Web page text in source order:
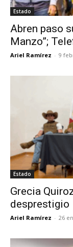
Estado
Abren paso
Manzo”;
Ariel Ramírez - 9
Estado
Grecia
desprestigio
Ariel Ramírez - 26